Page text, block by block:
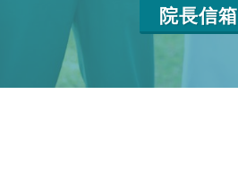
院長信箱